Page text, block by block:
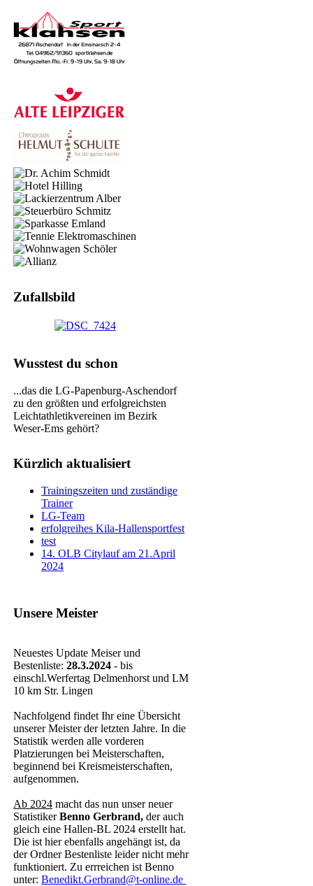
Zufallsbild
Wusstest du schon
...das die LG-Papenburg-Aschendorf
zu den größten und erfolgreichsten
Leichtathletikvereinen im Bezirk
Weser-Ems gehört?
Kürzlich aktualisiert
Trainingszeiten und zuständige
Trainer
LG-Team
erfolgreihes Kila-Hallensportfest
test
14. OLB Citylauf am 21.April
2024
Unsere Meister
Neuestes Update Meiser und
Bestenliste: 28.3.2024 - bis
einschl.Werfertag Delmenhorst und LM
10 km Str. Lingen
Nachfolgend findet Ihr eine Übersicht
unserer Meister der letzten Jahre. In die
Statistik werden alle vorderen
Platzierungen bei Meisterschaften,
beginnend bei Kreismeisterschaften,
aufgenommen.
Ab 2024 macht das nun unser neuer
StatistikerBenno Gerbrand, der auch
gleich eine Hallen-BL 2024 erstellt hat.
Die ist hier ebenfalls angehängt ist, da
der Ordner Bestenliste leider nicht mehr
funktioniert. Zu errreichen ist Benno
unter: Benedikt.Gerbrand@t-online.de